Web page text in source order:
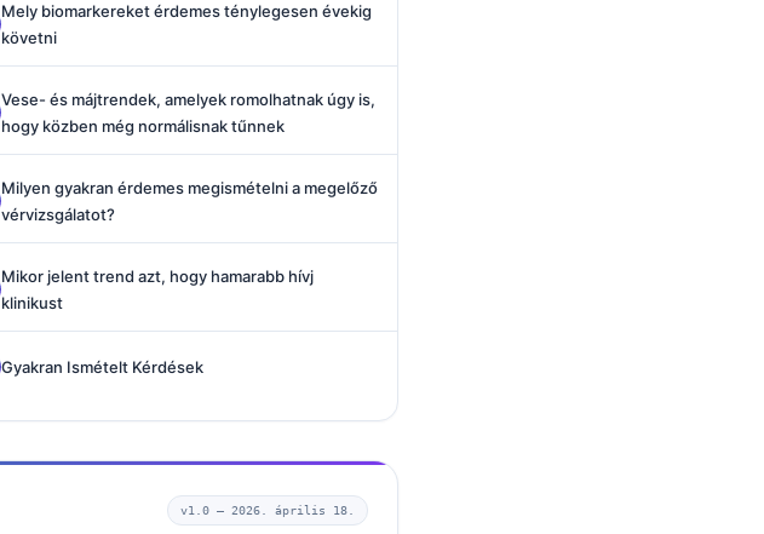
Mely biomarkereket érdemes ténylegesen évekig
követni
Vese- és májtrendek, amelyek romolhatnak úgy is,
hogy közben még normálisnak tűnnek
Milyen gyakran érdemes megismételni a megelőző
vérvizsgálatot?
Mikor jelent trend azt, hogy hamarabb hívj
klinikust
Gyakran Ismételt Kérdések
v1.0 — 2026. április 18.